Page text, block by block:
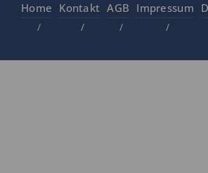
Home Kontakt AGB Impressum